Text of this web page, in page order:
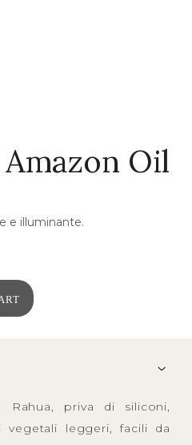
Oil
e illuminante.
Rahua, priva di siliconi,
vegetali leggeri, facili da